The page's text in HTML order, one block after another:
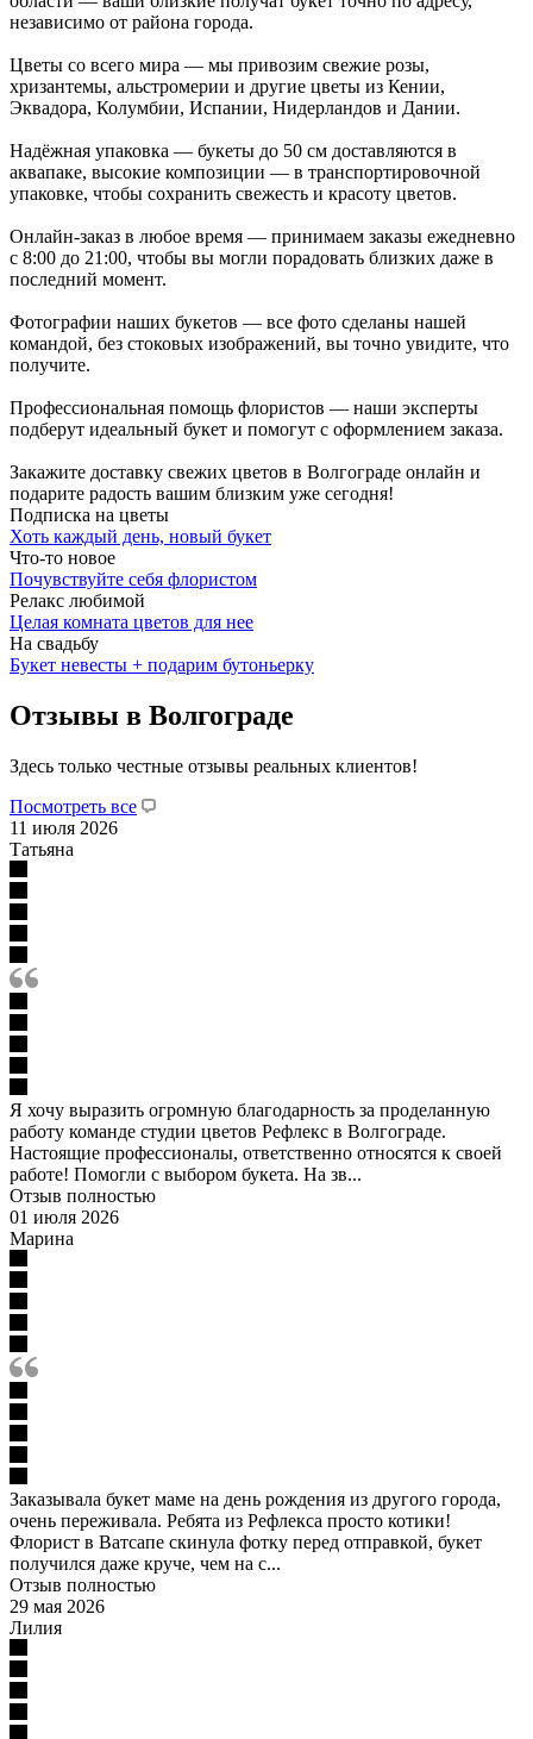
независимо от района города.
Цветы со всего мира — мы привозим свежие розы,
хризантемы, альстромерии и другие цветы из Кении,
Эквадора, Колумбии, Испании, Нидерландов и Дании.
Надёжная упаковка — букеты до 50 см доставляются в
аквапаке, высокие композиции — в транспортировочной
упаковке, чтобы сохранить свежесть и красоту цветов.
Онлайн-заказ в любое время — принимаем заказы ежедневно
с 8:00 до 21:00, чтобы вы могли порадовать близких даже в
последний момент.
Фотографии наших букетов — все фото сделаны нашей
командой, без стоковых изображений, вы точно увидите, что
получите.
Профессиональная помощь флористов — наши эксперты
подберут идеальный букет и помогут с оформлением заказа.
Закажите доставку свежих цветов в Волгограде онлайн и
подарите радость вашим близким уже сегодня!
Подписка на цветы
Хоть каждый день, новый букет
Что-то новое
Почувствуйте себя флористом
Релакс любимой
Целая комната цветов для нее
На свадьбу
Букет невесты + подарим бутоньерку
Отзывы в Волгограде
Здесь только честные отзывы реальных клиентов!
Посмотреть все
11 июля 2026
Татьяна
Я хочу выразить огромную благодарность за проделанную
работу команде студии цветов Рефлекс в Волгограде.
Настоящие профессионалы, ответственно относятся к своей
работе! Помогли с выбором букета. На зв...
Отзыв полностью
01 июля 2026
Марина
Заказывала букет маме на день рождения из другого города,
очень переживала. Ребята из Рефлекса просто котики!
Флорист в Ватсапе скинула фотку перед отправкой, букет
получился даже круче, чем на с...
Отзыв полностью
29 мая 2026
Лилия